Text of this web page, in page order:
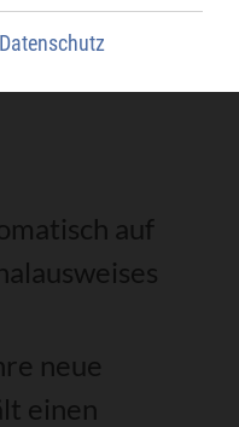
Online-Dienst
auf
neue
einen
Datenschutz